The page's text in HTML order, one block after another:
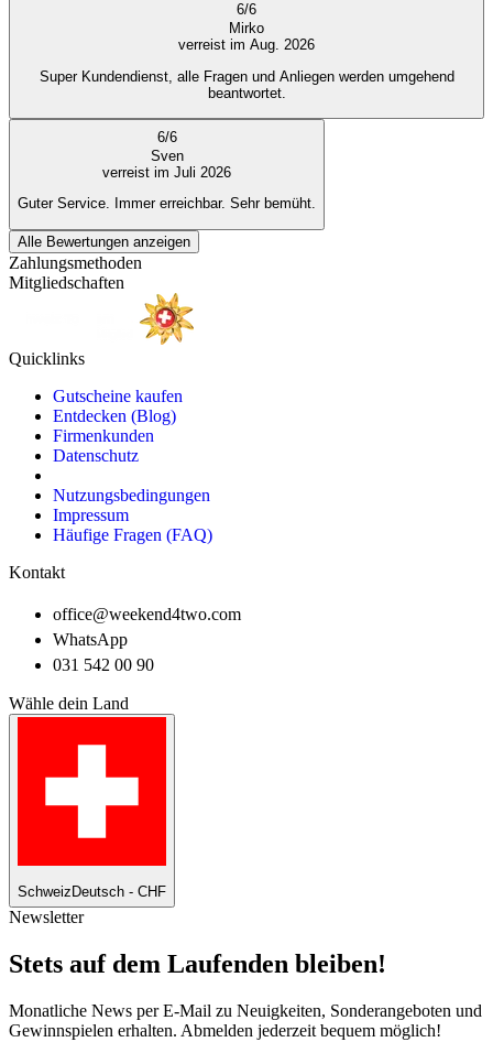
6/6
Mirko
verreist im Aug. 2026
Super Kundendienst, alle Fragen und Anliegen werden umgehend
beantwortet.
6/6
Sven
verreist im Juli 2026
Guter Service. Immer erreichbar. Sehr bemüht.
Alle Bewertungen anzeigen
Zahlungsmethoden
Mitgliedschaften
Quicklinks
Gutscheine kaufen
Entdecken (Blog)
Firmenkunden
Datenschutz
Nutzungsbedingungen
Impressum
Häufige Fragen (FAQ)
Kontakt
office@weekend4two.com
WhatsApp
031 542 00 90
Wähle dein Land
Schweiz Deutsch - CHF
Newsletter
Stets auf dem Laufenden bleiben!
Monatliche News per E-Mail zu Neuigkeiten, Sonderangeboten und
Gewinnspielen erhalten. Abmelden jederzeit bequem möglich!